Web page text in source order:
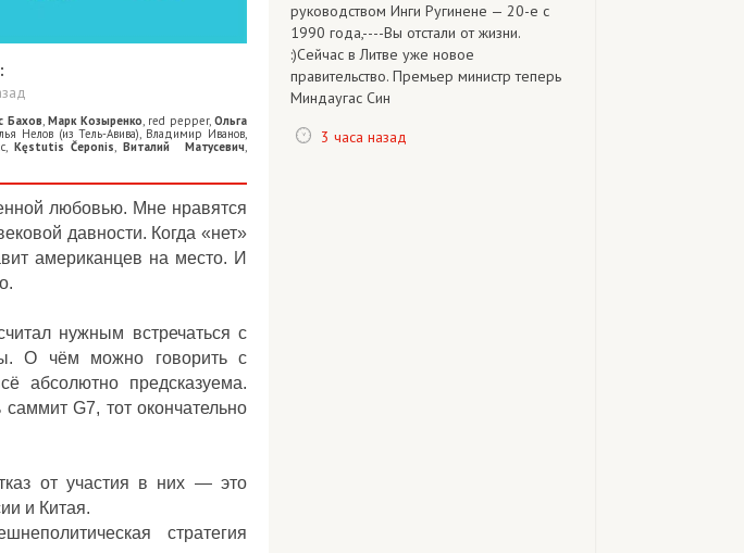
Бахов,Марк Козыренко, red pepper, Ольга
Нелов (из Тель-Авива), Владимир Иванов,
, Kęstutis Čeponis,Виталий Матусевич,
любовью. Мне нравятся
давности. Когда «нет»
американцев на место. И
нужным встречаться с
О чём можно говорить с
абсолютно предсказуема.
G7, тот окончательно
от участия в них — это
и Китая.
стратегия
руководством Инги Ругинене — 20-е с
1990 года,----Вы отстали от жизни.
:)Сейчас в Литве уже новое
правительство. Премьер министр теперь
Миндаугас Син
3 часа назад